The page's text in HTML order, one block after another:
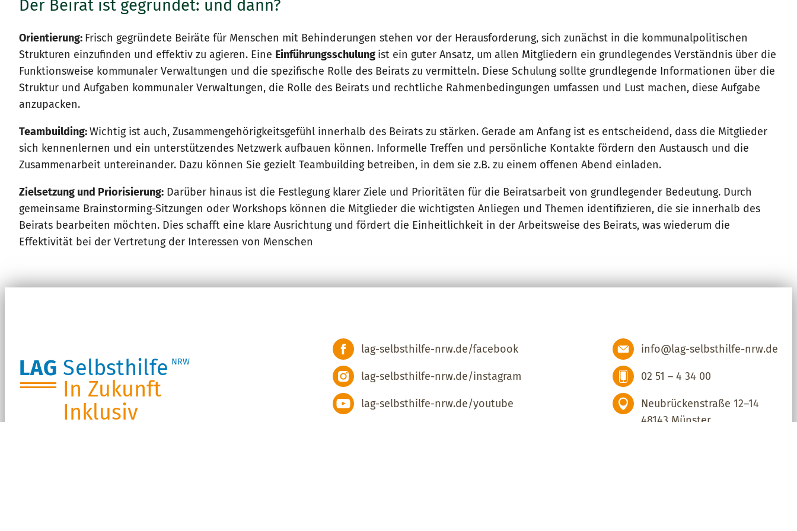
Für eine wirklich partizipative Zusammenarbeit, ist es wichtig, Feedback zuzulassen und die Beiratsarbeit über einen längeren Zeitraum kontinuierlich
weiterzuentwickeln. Man sollte also auch darüber sprechen: Wie kann man sicherstellen, dass der Beirat sich weiterentwickelt? Wie können Mitglieder
Feedback geben? Was kann man bei Unzufriedenheit tun?
Ein weiteres wichtiges Thema ist die Frage, wie man insbesondere neue Mitglieder des Beirates gezielt unterstützen kann. Nicht jedes neue Mitglied kennt
sich direkt in kommunalpolitischen Abläufen aus. Gibt es eine Schulung oder ein Fortbildungsangebot, dass man Mitgliedern des Beirates ermöglichen
Der Beirat ist gegründet: und dann?
Orientierung: Frisch gegründete Beiräte für Menschen mit Behinderungen stehen vor der Herausforderung, sich zunächst in die kommunalpolitischen
Strukturen einzufinden und effektiv zu agieren. Eine Einführungsschulung ist ein guter Ansatz, um allen Mitgliedern ein grundlegendes Verständnis über die
Funktionsweise kommunaler Verwaltungen und die spezifische Rolle des Beirats zu vermitteln. Diese Schulung sollte grundlegende Informationen über die
Struktur und Aufgaben kommunaler Verwaltungen, die Rolle des Beirats und rechtliche Rahmenbedingungen umfassen und Lust machen, diese Aufgabe
anzupacken.
Teambuilding:Wichtig ist auch, Zusammengehörigkeitsgefühl innerhalb des Beirats zu stärken. Gerade am Anfang ist es entscheidend, dass die Mitglieder
sich kennenlernen und ein unterstützendes Netzwerk aufbauen können. Informelle Treffen und persönliche Kontakte fördern den Austausch und die
Zusammenarbeit untereinander. Dazu können Sie gezielt Teambuilding betreiben, in dem sie z.B. zu einem offenen Abend einladen.
Zielsetzung und Priorisierung: Darüber hinaus ist die Festlegung klarer Ziele und Prioritäten für die Beiratsarbeit von grundlegender Bedeutung. Durch
gemeinsame Brainstorming-Sitzungen oder Workshops können die Mitglieder die wichtigsten Anliegen und Themen identifizieren, die sie innerhalb des
Beirats bearbeiten möchten. Dies schafft eine klare Ausrichtung und fördert die Einheitlichkeit in der Arbeitsweise des Beirats, was wiederum die
Effektivität bei der Vertretung der Interessen von Menschen
LAG Selbsthilfe NRW
In Zukunft
Inklusiv
lag-selbsthilfe-nrw.de/facebook
lag-selbsthilfe-nrw.de/instagram
lag-selbsthilfe-nrw.de/youtube
info@lag-selbsthilfe-nrw.de
02 51 – 4 34 00
Neubrückenstraße 12–14
48143 Münster